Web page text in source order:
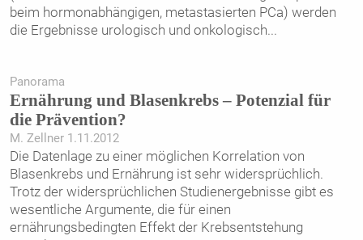
beim hormonabhängigen, metastasierten PCa) werden
die Ergebnisse urologisch und onkologisch...
Panorama
Ernährung und Blasenkrebs – Potenzial für
die Prävention?
M. Zellner 1.11.2012
Die Datenlage zu einer möglichen Korrelation von
Blasenkrebs und Ernährung ist sehr widersprüchlich.
Trotz der widersprüchlichen Studienergebnisse gibt es
wesentliche Argumente, die für einen
ernährungsbedingten Effekt der Krebsentstehung